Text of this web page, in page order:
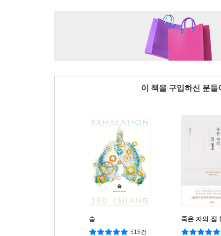
이 책을 구입하신 분
숨
515건
죽은 자의 집